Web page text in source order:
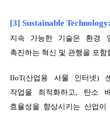
[3] Sustainable
지속 가능한 기술은 환경
촉진하는 혁신 및 관행을 포함
IIoT(산업용 사물 인터넷)
작업을 최적화하고, 탄소
효율성을 향상시키는 산업